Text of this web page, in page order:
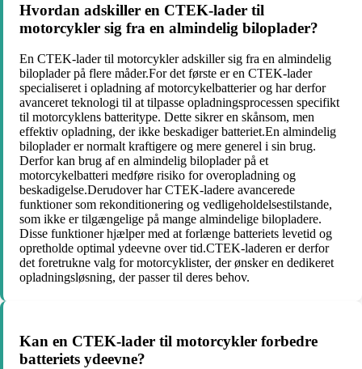
Hvordan adskiller en CTEK-lader til
motorcykler sig fra en almindelig biloplader?
En CTEK-lader til motorcykler adskiller sig fra en almindelig
biloplader på flere måder.For det første er en CTEK-lader
specialiseret i opladning af motorcykelbatterier og har derfor
avanceret teknologi til at tilpasse opladningsprocessen specifikt
til motorcyklens batteritype. Dette sikrer en skånsom, men
effektiv opladning, der ikke beskadiger batteriet.En almindelig
biloplader er normalt kraftigere og mere generel i sin brug.
Derfor kan brug af en almindelig biloplader på et
motorcykelbatteri medføre risiko for overopladning og
beskadigelse.Derudover har CTEK-ladere avancerede
funktioner som rekonditionering og vedligeholdelsestilstande,
som ikke er tilgængelige på mange almindelige bilopladere.
Disse funktioner hjælper med at forlænge batteriets levetid og
opretholde optimal ydeevne over tid.CTEK-laderen er derfor
det foretrukne valg for motorcyklister, der ønsker en dedikeret
opladningsløsning, der passer til deres behov.
Kan en CTEK-lader til motorcykler forbedre
batteriets ydeevne?